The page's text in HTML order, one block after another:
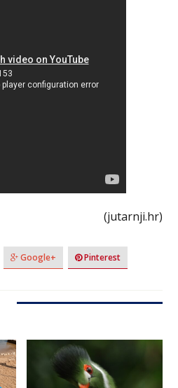
(jutarnji.hr)
Google+ Pinterest